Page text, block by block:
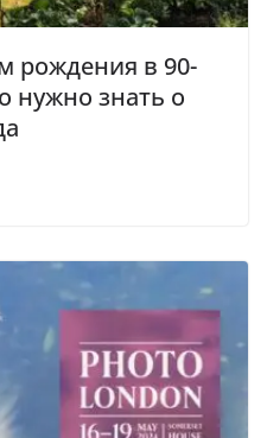
рождения в 90-
нужно знать о